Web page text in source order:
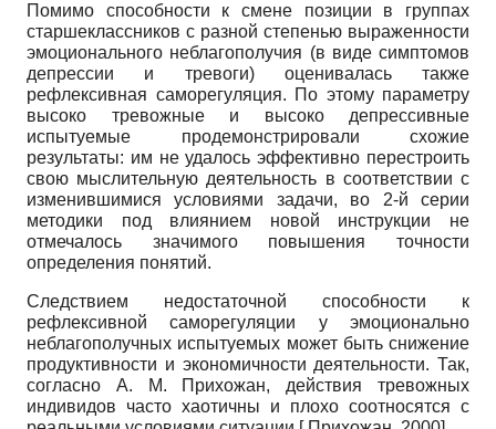
Помимо способности к смене позиции в группах
старшеклассников с разной степенью выраженности
эмоционального неблагополучия (в виде симптомов
депрессии и тревоги) оценивалась также
рефлексивная саморегуляция. По этому параметру
высоко тревожные и высоко депрессивные
испытуемые продемонстрировали схожие
результаты: им не удалось эффективно перестроить
свою мыслительную деятельность в соответствии с
изменившимися условиями задачи, во 2-й серии
методики под влиянием новой инструкции не
отмечалось значимого повышения точности
определения понятий.
Следствием недостаточной способности к
рефлексивной саморегуляции у эмоционально
неблагополучных испытуемых может быть снижение
продуктивности и экономичности деятельности. Так,
согласно А. М. Прихожан, действия тревожных
индивидов часто хаотичны и плохо соотносятся с